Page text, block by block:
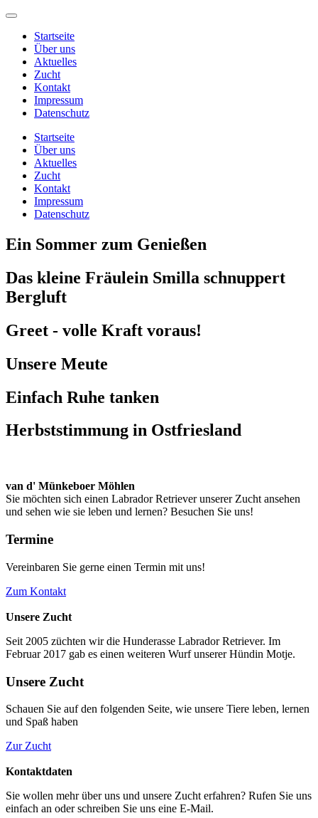
Startseite
Über uns
Aktuelles
Zucht
Kontakt
Impressum
Datenschutz
Startseite
Über uns
Aktuelles
Zucht
Kontakt
Impressum
Datenschutz
Ein Sommer zum Genießen
Das kleine Fräulein Smilla schnuppert
Bergluft
Greet - volle Kraft voraus!
Unsere Meute
Einfach Ruhe tanken
Herbststimmung in Ostfriesland
van d' Münkeboer Möhlen
Sie möchten sich einen Labrador Retriever unserer Zucht ansehen
und sehen wie sie leben und lernen? Besuchen Sie uns!
Termine
Vereinbaren Sie gerne einen Termin mit uns!
Zum Kontakt
Unsere Zucht
Seit 2005 züchten wir die Hunderasse Labrador Retriever. Im
Februar 2017 gab es einen weiteren Wurf unserer Hündin Motje.
Unsere Zucht
Schauen Sie auf den folgenden Seite, wie unsere Tiere leben, lernen
und Spaß haben
Zur Zucht
Kontaktdaten
Sie wollen mehr über uns und unsere Zucht erfahren? Rufen Sie uns
einfach an oder schreiben Sie uns eine E-Mail.